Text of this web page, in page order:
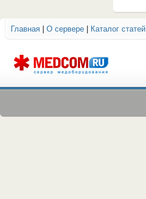
Главная О сервере Каталог статей